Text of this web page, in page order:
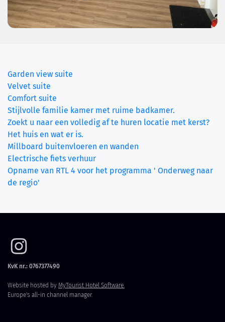
Garden view suite
Velvet suite
Comfort suite
Stijlvolle familie kamer met ruime badkamer.
Zoekt u naar een volledig af te huren locatie met kerst?
Het huis en wat er is.
Millboard buitenvloeren en wanden
Electrische fiets verhuur
Opname van RTL 4 voor het programma ' Onderweg naar
de regio'
KvK nr.: 0767377490
Website hosted by MyTourist Hotel Software.
Europe's all-in channel manager.